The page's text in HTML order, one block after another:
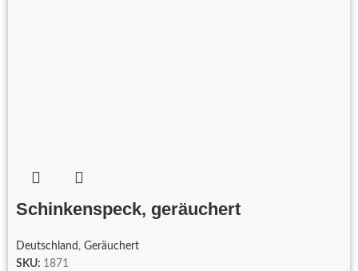
Schinkenspeck, geräuchert
Deutschland , Geräuchert
SKU: 1871